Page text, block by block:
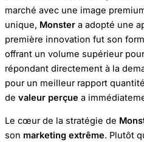
marché avec une image
unique, Monster a adopté une
première innovation fut son
offrant un volume supérieur
répondant directement à la
pour un meilleur rapport
de valeur perçue a
Le cœur de la stratégie de
son marketing extrême. Plutôt